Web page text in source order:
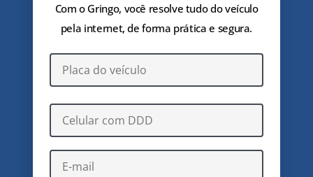
Com o Gringo, você resolve tudo do veículo
pela internet, de forma prática e segura.